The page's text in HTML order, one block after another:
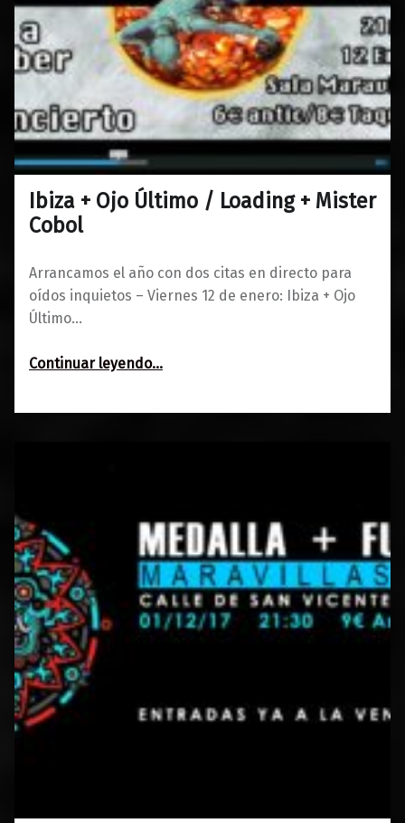
Ibiza + Ojo Último / Loading + Mister
Cobol
Arrancamos el año con dos citas en directo para
oídos inquietos – Viernes 12 de enero: Ibiza + Ojo
Último…
Continuar leyendo“Ibiza + Ojo Último / Loading + Mister Cobol”
…
09/01/2018
0Maravillas